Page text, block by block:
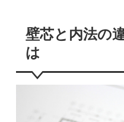
壁芯と内法の
は